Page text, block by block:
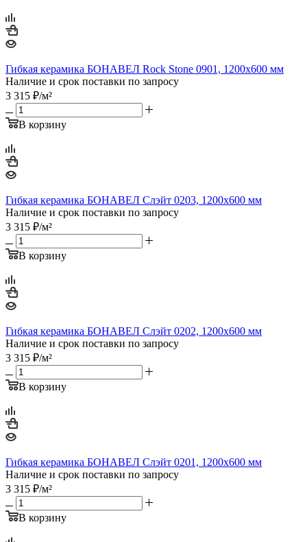
Гибкая керамика БОНАВЕЛ Rock Stone 0901, 1200x600 мм
Наличие и срок поставки по запросу
3 315 ₽/м²
В корзину
Гибкая керамика БОНАВЕЛ Слэйт 0203, 1200x600 мм
Наличие и срок поставки по запросу
3 315 ₽/м²
В корзину
Гибкая керамика БОНАВЕЛ Слэйт 0202, 1200x600 мм
Наличие и срок поставки по запросу
3 315 ₽/м²
В корзину
Гибкая керамика БОНАВЕЛ Слэйт 0201, 1200x600 мм
Наличие и срок поставки по запросу
3 315 ₽/м²
В корзину